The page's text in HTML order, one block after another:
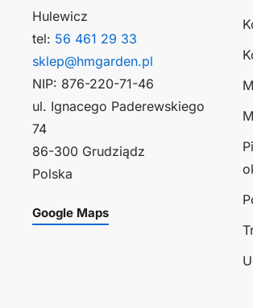
Hulewicz
tel: 56 461 29 33
sklep@hmgarden.pl
NIP: 876-220-71-46
ul. Ignacego Paderewskiego
74
86-300 Grudziądz
Polska
Google Maps